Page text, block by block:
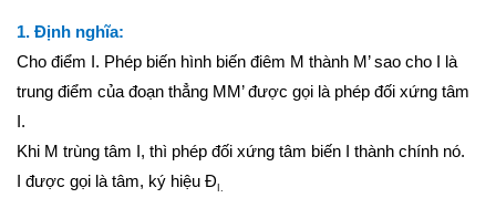
Bài học cuộc sống
Download tài liệu
Đề thi thử thpt quốc gia 2017
1. Định nghĩa:
Cho điểm I. Phép biến hình biến điêm M thành M’ sao cho I là
trung điểm của đoạn thẳng MM’ được gọi là phép đối xứng tâm
I.
Khi M trùng tâm I, thì phép đối xứng tâm biến I thành chính nó.
I được gọi là tâm, ký hiệu Đ I.